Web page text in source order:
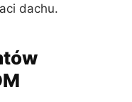
dachu.